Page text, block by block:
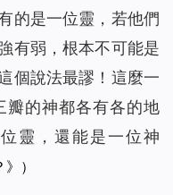
的是一位靈，若他們
有弱，根本不可能是
個說法最謬！這麼一
瓣的神都各有各的地
靈，還能是一位神
）